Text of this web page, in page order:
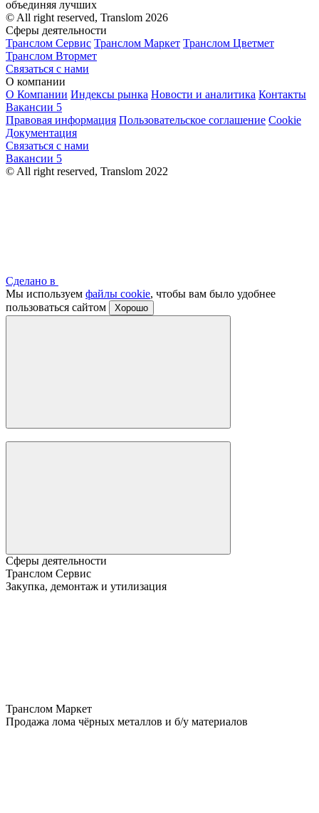
объединяя лучших
© All right reserved, Translom 2026
Сферы деятельности
Транслом Сервис Транслом Маркет Транслом Цветмет
Транслом Втормет
Связаться с нами
О компании
О Компании Индексы рынка Новости и аналитика Контакты
Вакансии 5
Правовая информация Пользовательское соглашение Cookie
Документация
Связаться с нами
Вакансии 5
© All right reserved, Translom 2022
Сделано в
Мы используем файлы cookie, чтобы вам было удобнее
пользоваться сайтом
Хорошо
Сферы деятельности
Транслом Сервис
Закупка, демонтаж и утилизация
Транслом Маркет
Продажа лома чёрных металлов и б/у материалов